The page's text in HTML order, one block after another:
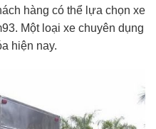
hàng có thể lựa chọn xe
Một loại xe chuyên dụng
hiện nay.